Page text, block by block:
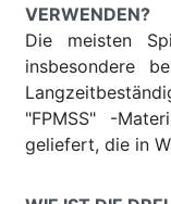
VERWENDEN?
Die meisten
insbesondere
"FPMSS" -
geliefert, die in